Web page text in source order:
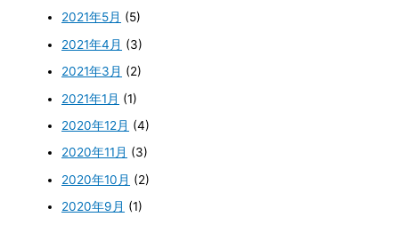
2021年5月 (5)
2021年4月 (3)
2021年3月 (2)
2021年1月 (1)
2020年12月 (4)
2020年11月 (3)
2020年10月 (2)
2020年9月 (1)